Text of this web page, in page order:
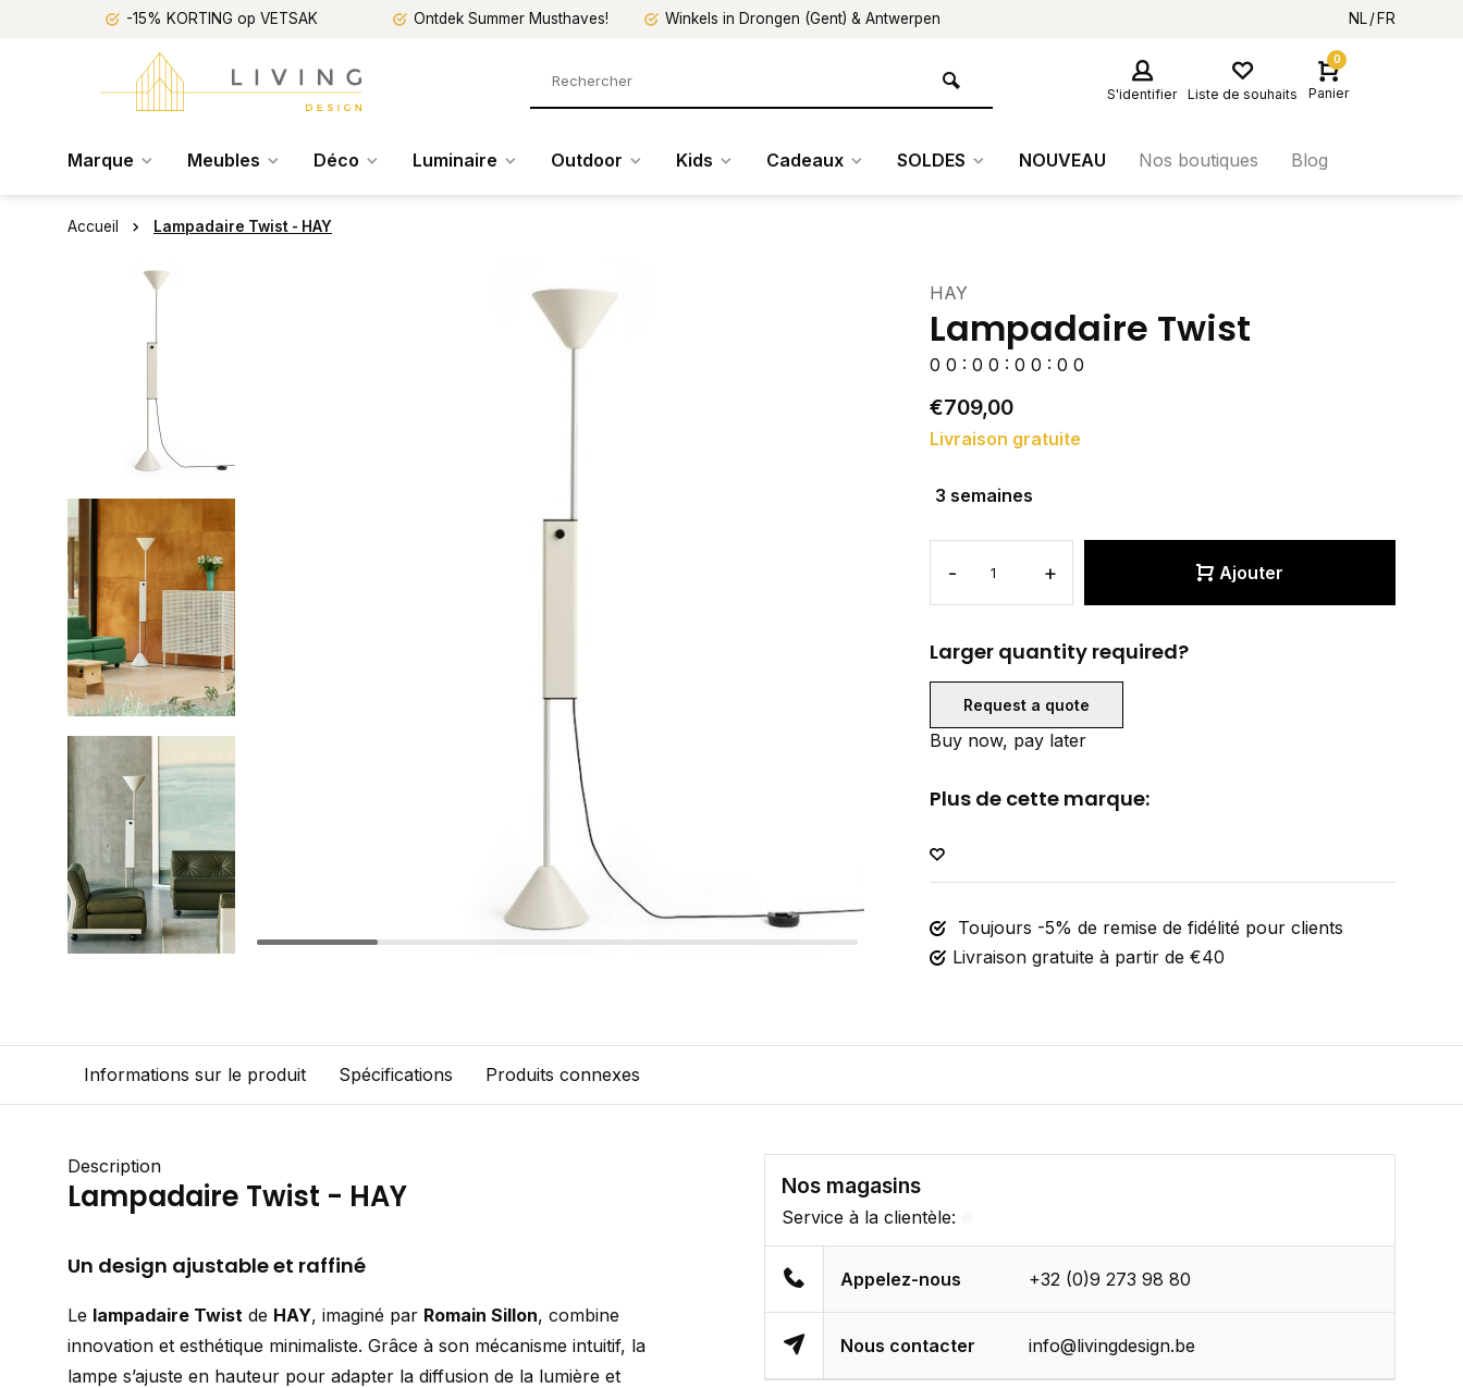
-15% KORTING op VETSAK Ontdek Summer Musthaves! Winkels in Drongen (Gent) & Antwerpen NL FR
S'identifier Liste de souhaits
0
Panier
Marque Meubles Déco Luminaire Outdoor Kids Cadeaux SOLDES NOUVEAU Nos boutiques Blog
Accueil Lampadaire Twist - HAY
HAY
Lampadaire Twist
0 0 : 0 0 : 0 0 : 0 0
€709,00
Livraison gratuite
3 semaines
- + Ajouter
Larger quantity required?
Request a quote
Buy now, pay later
Plus de cette marque:
Toujours -5% de remise de fidélité pour clients
Livraison gratuite à partir de €40
Informations sur le produit Spécifications Produits connexes
Description
Lampadaire Twist - HAY
Un design ajustable et raffiné
Le lampadaire Twist de HAY, imaginé par Romain Sillon, combine
innovation et esthétique minimaliste. Grâce à son mécanisme intuitif, la
lampe s’ajuste en hauteur pour adapter la diffusion de la lumière et
Nos magasins
Service à la clientèle:
Appelez-nous +32 (0)9 273 98 80
Nous contacter info@livingdesign.be